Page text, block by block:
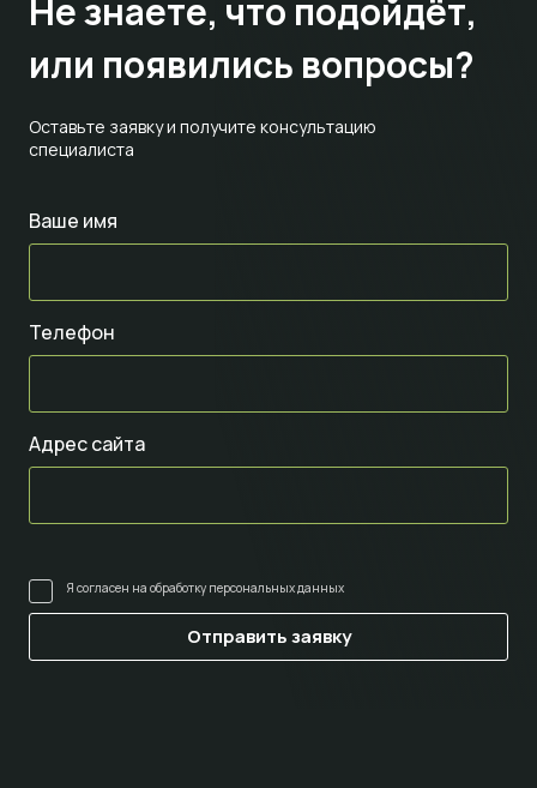
Оставьте заявку и получите консультацию
специалиста
Не знаете, что подойдёт,
или появились вопросы?
Ваше имя
Телефон
Адрес сайта
Я согласен на обработку персональных данных